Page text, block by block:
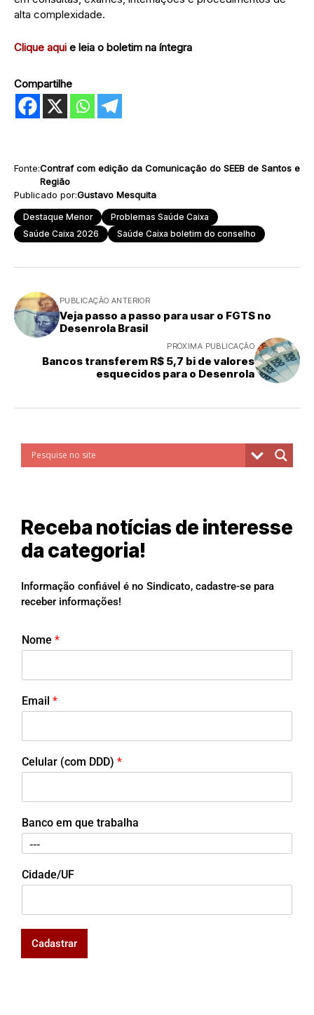
alta complexidade.
Clique aqui e leia o boletim na íntegra
Compartilhe
Fonte:Contraf com edição da Comunicação do SEEB de Santos e
Região
Publicado por:Gustavo Mesquita
Destaque Menor
Problemas Saúde Caixa
Saúde Caixa 2026
Saúde Caixa boletim do conselho
PUBLICAÇÃO ANTERIOR
Veja passo a passo para usar o FGTS no
Desenrola Brasil
PRÓXIMA PUBLICAÇÃO
Bancos transferem R$ 5,7 bi de valores
esquecidos para o Desenrola
Receba notícias de interesse
da categoria!
Informação confiável é no Sindicato, cadastre-se para
receber informações!
Nome *
Email *
Celular (com DDD) *
Banco em que trabalha
Cidade/UF
Cadastrar